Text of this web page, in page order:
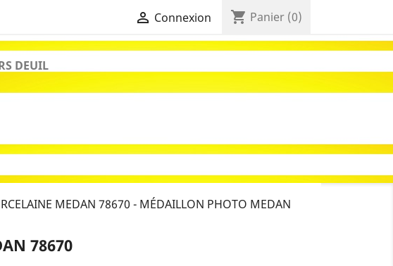
 Connexion shopping_cart Panier (0)
DEUIL
MEDAN 78670 - MÉDAILLON PHOTO MEDAN
78670